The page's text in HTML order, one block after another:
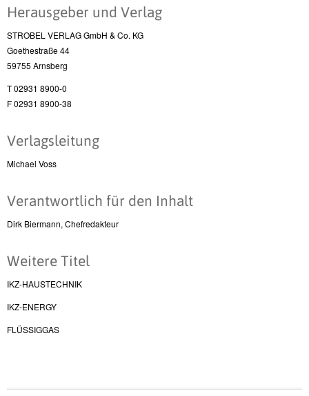
Herausgeber und Verlag
STROBEL VERLAG GmbH & Co. KG
Goethestraße 44
59755 Arnsberg
T 02931 8900-0
F 02931 8900-38
Verlagsleitung
Michael Voss
Verantwortlich für den Inhalt
Dirk Biermann, Chefredakteur
Weitere Titel
IKZ-HAUSTECHNIK
IKZ-ENERGY
FLÜSSIGGAS